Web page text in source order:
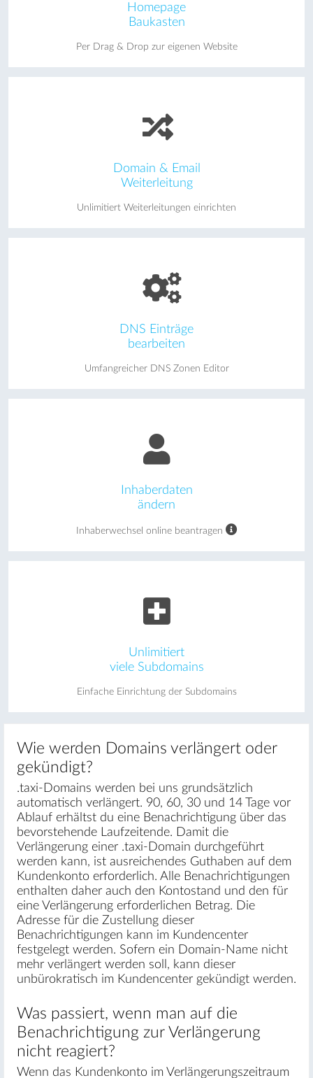
Homepage
Baukasten
Per Drag & Drop zur eigenen Website
Domain & Email
Weiterleitung
Unlimitiert Weiterleitungen einrichten
DNS Einträge
bearbeiten
Umfangreicher DNS Zonen Editor
Inhaberdaten
ändern
Inhaberwechsel online beantragen
Unlimitiert
viele Subdomains
Einfache Einrichtung der Subdomains
Wie werden Domains verlängert oder
gekündigt?
.taxi-Domains werden bei uns grundsätzlich
automatisch verlängert. 90, 60, 30 und 14 Tage vor
Ablauf erhältst du eine Benachrichtigung über das
bevorstehende Laufzeitende. Damit die
Verlängerung einer .taxi-Domain durchgeführt
werden kann, ist ausreichendes Guthaben auf dem
Kundenkonto erforderlich. Alle Benachrichtigungen
enthalten daher auch den Kontostand und den für
eine Verlängerung erforderlichen Betrag. Die
Adresse für die Zustellung dieser
Benachrichtigungen kann im Kundencenter
festgelegt werden. Sofern ein Domain-Name nicht
mehr verlängert werden soll, kann dieser
unbürokratisch im Kundencenter gekündigt werden.
Was passiert, wenn man auf die
Benachrichtigung zur Verlängerung
nicht reagiert?
Wenn das Kundenkonto im Verlängerungszeitraum